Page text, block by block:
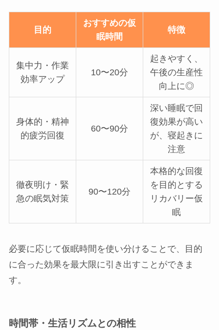
目的
おすすめの仮
眠時間
特徴
集中力・作業
効率アップ
10〜20分
起きやすく、
午後の生産性
向上に◎
身体的・精神
的疲労回復
60〜90分
深い睡眠で回
復効果が高い
が、寝起きに
注意
徹夜明け・緊
急の眠気対策
90〜120分
本格的な回復
を目的とする
リカバリー仮
眠
必要に応じて仮眠時間を使い分けることで、目的
に合った効果を最大限に引き出すことができま
す。
時間帯・生活リズムとの相性